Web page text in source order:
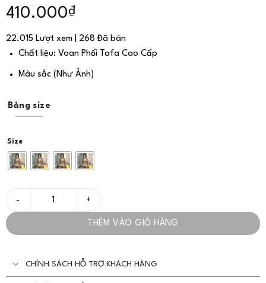
5.00trên 5
dựa trên
4
410.000₫
22.015 Lượt xem | 268 Đã bán
Chất liệu: Voan Phối Tafa Cao Cấp
Màu sắc (Như Ảnh)
Bảng size
Size
Set/Bộ Pizama Thiết Kế Họa Tiết Trang Trọng Đơn Giản -
THÊM VÀO GIỎ HÀNG
CHÍNH SÁCH HỖ TRỢ KHÁCH HÀNG